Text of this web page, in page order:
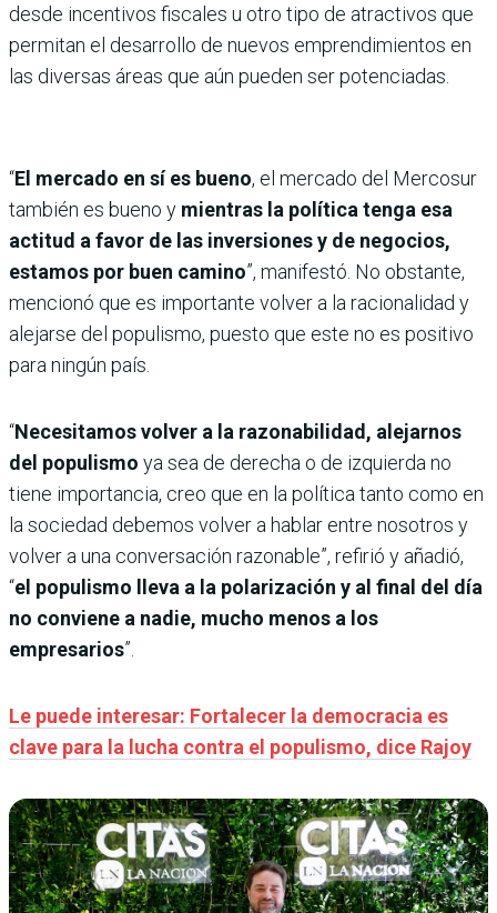
desde incentivos fiscales u otro tipo de atractivos que
permitan el desarrollo de nuevos emprendimientos en
las diversas áreas que aún pueden ser potenciadas.
“El mercado en sí es bueno, el mercado del Mercosur
también es bueno y mientras la política tenga esa
actitud a favor de las inversiones y de negocios,
estamos por buen camino”, manifestó. No obstante,
mencionó que es importante volver a la racionalidad y
alejarse del populismo, puesto que este no es positivo
para ningún país.
“Necesitamos volver a la razonabilidad, alejarnos
del populismo ya sea de derecha o de izquierda no
tiene importancia, creo que en la política tanto como en
la sociedad debemos volver a hablar entre nosotros y
volver a una conversación razonable”, refirió y añadió,
“el populismo lleva a la polarización y al final del día
no conviene a nadie, mucho menos a los
empresarios”.
Le puede interesar: Fortalecer la democracia es
clave para la lucha contra el populismo, dice Rajoy